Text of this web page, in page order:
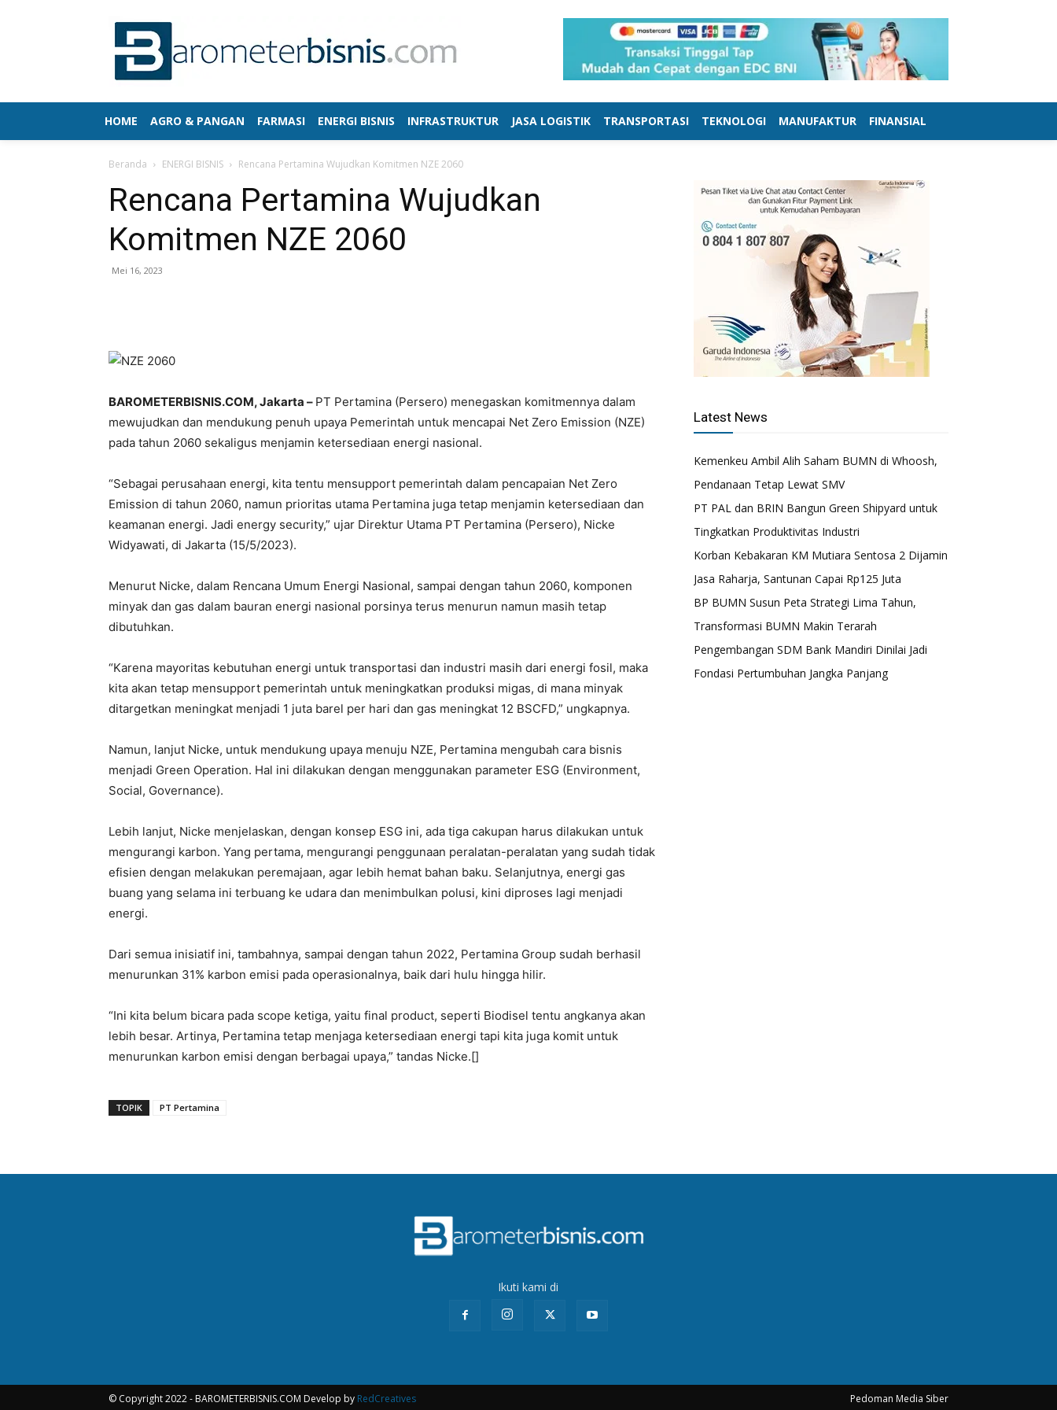
HOME AGRO & PANGAN FARMASI ENERGI BISNIS INFRASTRUKTUR JASA LOGISTIK TRANSPORTASI TEKNOLOGI MANUFAKTUR FINANSIAL
Beranda ENERGI BISNIS Rencana Pertamina Wujudkan Komitmen NZE 2060
Rencana Pertamina Wujudkan
Komitmen NZE 2060
Mei 16, 2023
BAROMETERBISNIS.COM, Jakarta – PT Pertamina (Persero) menegaskan komitmennya dalam
mewujudkan dan mendukung penuh upaya Pemerintah untuk mencapai Net Zero Emission (NZE)
pada tahun 2060 sekaligus menjamin ketersediaan energi nasional.
“Sebagai perusahaan energi, kita tentu mensupport pemerintah dalam pencapaian Net Zero
Emission di tahun 2060, namun prioritas utama Pertamina juga tetap menjamin ketersediaan dan
keamanan energi. Jadi energy security,” ujar Direktur Utama PT Pertamina (Persero), Nicke
Widyawati, di Jakarta (15/5/2023).
Menurut Nicke, dalam Rencana Umum Energi Nasional, sampai dengan tahun 2060, komponen
minyak dan gas dalam bauran energi nasional porsinya terus menurun namun masih tetap
dibutuhkan.
“Karena mayoritas kebutuhan energi untuk transportasi dan industri masih dari energi fosil, maka
kita akan tetap mensupport pemerintah untuk meningkatkan produksi migas, di mana minyak
ditargetkan meningkat menjadi 1 juta barel per hari dan gas meningkat 12 BSCFD,” ungkapnya.
Namun, lanjut Nicke, untuk mendukung upaya menuju NZE, Pertamina mengubah cara bisnis
menjadi Green Operation. Hal ini dilakukan dengan menggunakan parameter ESG (Environment,
Social, Governance).
Lebih lanjut, Nicke menjelaskan, dengan konsep ESG ini, ada tiga cakupan harus dilakukan untuk
mengurangi karbon. Yang pertama, mengurangi penggunaan peralatan-peralatan yang sudah tidak
efisien dengan melakukan peremajaan, agar lebih hemat bahan baku. Selanjutnya, energi gas
buang yang selama ini terbuang ke udara dan menimbulkan polusi, kini diproses lagi menjadi
energi.
Dari semua inisiatif ini, tambahnya, sampai dengan tahun 2022, Pertamina Group sudah berhasil
menurunkan 31% karbon emisi pada operasionalnya, baik dari hulu hingga hilir.
“Ini kita belum bicara pada scope ketiga, yaitu final product, seperti Biodisel tentu angkanya akan
lebih besar. Artinya, Pertamina tetap menjaga ketersediaan energi tapi kita juga komit untuk
menurunkan karbon emisi dengan berbagai upaya,” tandas Nicke.[]
TOPIK PT Pertamina
Latest News
Kemenkeu Ambil Alih Saham BUMN di Whoosh,
Pendanaan Tetap Lewat SMV
PT PAL dan BRIN Bangun Green Shipyard untuk
Tingkatkan Produktivitas Industri
Korban Kebakaran KM Mutiara Sentosa 2 Dijamin
Jasa Raharja, Santunan Capai Rp125 Juta
BP BUMN Susun Peta Strategi Lima Tahun,
Transformasi BUMN Makin Terarah
Pengembangan SDM Bank Mandiri Dinilai Jadi
Fondasi Pertumbuhan Jangka Panjang
Ikuti kami di
Pedoman Media Siber
© Copyright 2022 - BAROMETERBISNIS.COM Develop by RedCreatives